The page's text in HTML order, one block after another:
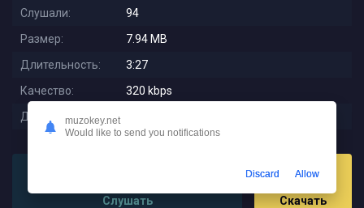
Слушали:
94
Размер:
7.94 MB
Длительность:
3:27
Качество:
320 kbps
Дата релиза:
Слушать Скачать
muzokey.net
Would like to send you notifications
Discard Allow